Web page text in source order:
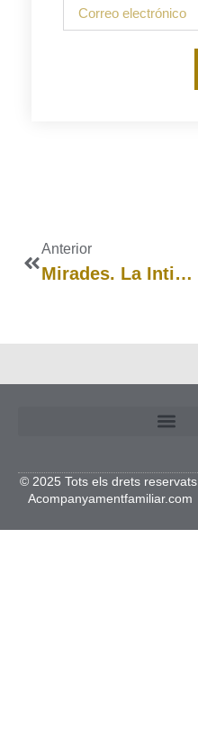
Anterior
Mirades. La Intimitat Del Joc
© 2025 Tots els drets reservats.
Acompanyamentfamiliar.com